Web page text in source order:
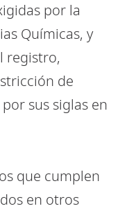
por la
Químicas, y
registro,
de
sus siglas en
que cumplen
en otros